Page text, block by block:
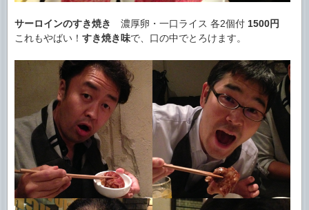
サーロインのすき焼き 濃厚卵・一口ライス 各2個付 1500円
これもやばい！ すき焼き味で、口の中でとろけます。